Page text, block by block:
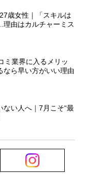
歳女性｜「スキルは
由はカルチャーミス
ミ業界に入るメリッ
なら早い方がいい理由
ない人へ｜7月こそ“最